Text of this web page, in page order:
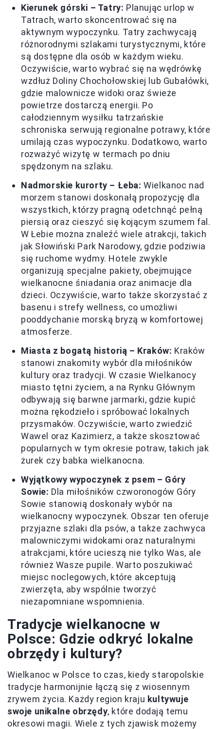
Kierunek górski – Tatry: Planując urlop w
Tatrach, warto skoncentrować się na
aktywnym wypoczynku. Tatry zachwycają
różnorodnymi szlakami turystycznymi, które
są dostępne dla osób w każdym wieku.
Oczywiście, warto wybrać się na wędrówkę
wzdłuż Doliny Chochołowskiej lub Gubałówki,
gdzie malownicze widoki oraz świeże
powietrze dostarczą energii. Po
całodziennym wysiłku tatrzańskie
schroniska serwują regionalne potrawy, które
umilają czas wypoczynku. Dodatkowo, warto
rozważyć wizytę w termach po dniu
spędzonym na szlaku.
Nadmorskie kurorty – Łeba: Wielkanoc nad
morzem stanowi doskonałą propozycję dla
wszystkich, którzy pragną odetchnąć pełną
piersią oraz cieszyć się kojącym szumem fal.
W Łebie można znaleźć wiele atrakcji, takich
jak Słowiński Park Narodowy, gdzie podziwia
się ruchome wydmy. Hotele zwykle
organizują specjalne pakiety, obejmujące
wielkanocne śniadania oraz animacje dla
dzieci. Oczywiście, warto także skorzystać z
basenu i strefy wellness, co umożliwi
pooddychanie morską bryzą w komfortowej
atmosferze.
Miasta z bogatą historią – Kraków: Kraków
stanowi znakomity wybór dla miłośników
kultury oraz tradycji. W czasie Wielkanocy
miasto tętni życiem, a na Rynku Głównym
odbywają się barwne jarmarki, gdzie kupić
można rękodzieło i spróbować lokalnych
przysmaków. Oczywiście, warto zwiedzić
Wawel oraz Kazimierz, a także skosztować
popularnych w tym okresie potraw, takich jak
żurek czy babka wielkanocna.
Wyjątkowy wypoczynek z psem – Góry
Sowie: Dla miłośników czworonogów Góry
Sowie stanowią doskonały wybór na
wielkanocny wypoczynek. Obszar ten oferuje
przyjazne szlaki dla psów, a także zachwyca
malowniczymi widokami oraz naturalnymi
atrakcjami, które ucieszą nie tylko Was, ale
również Wasze pupile. Warto poszukiwać
miejsc noclegowych, które akceptują
zwierzęta, aby wspólnie tworzyć
niezapomniane wspomnienia.
Tradycje wielkanocne w
Polsce: Gdzie odkryć lokalne
obrzędy i kultury?
Wielkanoc w Polsce to czas, kiedy staropolskie
tradycje harmonijnie łączą się z wiosennym
zrywem życia. Każdy region kraju kultywuje
swoje unikalne obrzędy, które dodają temu
okresowi magii. Wiele z tych zjawisk możemy